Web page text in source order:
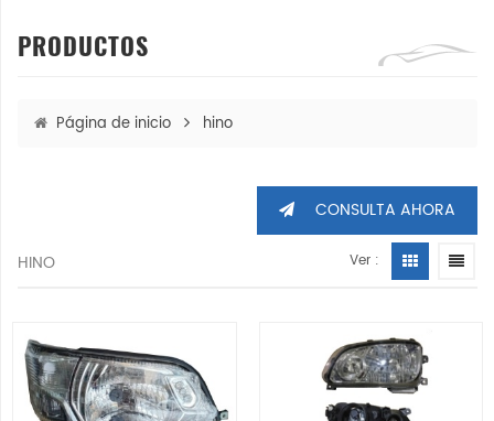
PRODUCTOS
Página de inicio hino
CONSULTA AHORA
HINO Ver :